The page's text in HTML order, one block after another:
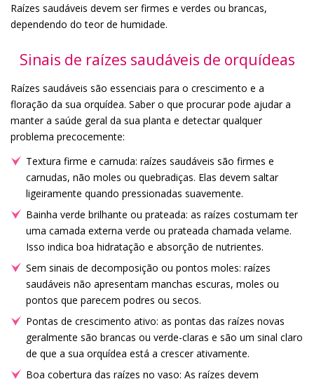
Raízes saudáveis devem ser firmes e verdes ou brancas,
dependendo do teor de humidade.
Sinais de raízes saudáveis de orquídeas
Raízes saudáveis são essenciais para o crescimento e a
floração da sua orquídea. Saber o que procurar pode ajudar a
manter a saúde geral da sua planta e detectar qualquer
problema precocemente:
Textura firme e carnuda: raízes saudáveis são firmes e
carnudas, não moles ou quebradiças. Elas devem saltar
ligeiramente quando pressionadas suavemente.
Bainha verde brilhante ou prateada: as raízes costumam ter
uma camada externa verde ou prateada chamada velame.
Isso indica boa hidratação e absorção de nutrientes.
Sem sinais de decomposição ou pontos moles: raízes
saudáveis não apresentam manchas escuras, moles ou
pontos que parecem podres ou secos.
Pontas de crescimento ativo: as pontas das raízes novas
geralmente são brancas ou verde-claras e são um sinal claro
de que a sua orquídea está a crescer ativamente.
Boa cobertura das raízes no vaso: As raízes devem